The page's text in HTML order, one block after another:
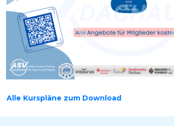
Alle Kurspläne zum Download